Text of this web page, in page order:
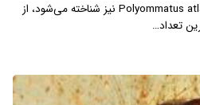
پروانه آبی اطلس، که با نام Polyommatus atlantica نیز شناخته می‌شود، از
تعداد…